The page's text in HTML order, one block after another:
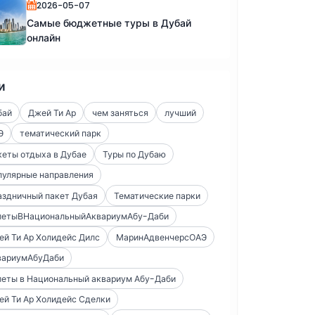
2026-05-07
Самые бюджетные туры в Дубай
онлайн
Джей Ти Ар чем заняться
лучший
тематический парк
отдыха в Дубае
Туры по Дубаю
направления
пакет Дубая
Тематические парки
Даби
Ти Ар Холидейс Дилс
МаринАдвенчерсОАЭ
в Национальный аквариум Абу-Даби
Ти Ар Холидейс Сделки